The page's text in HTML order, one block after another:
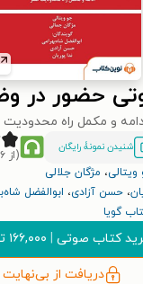
حضور در
و مکمل راه
شنیدن نمونۀ رایگان
(از ۱۱۶ رأی)
ویتالی، مژگان جلالی
، حسن آزادی، ابوالفضل
گویا
کتاب صوتی | ۱۶۶,۰۰۰
دریافت از بی‌نهایت